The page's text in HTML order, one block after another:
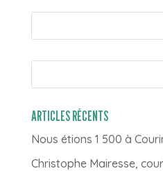
ARTICLES RÉCENTS
Nous étions 1 500 à
Christophe Mairesse,